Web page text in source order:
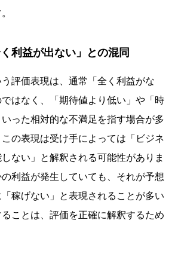
く利益が出ない」との混同
う評価表現は、通常「全く利益がな
はなく、「期待値より低い」や「時
った相対的な不満足を指す場合が多
の表現は受け手によっては「ビジネ
ない」と解釈される可能性がありま
利益が発生していても、それが予想
稼げない」と表現されることが多い
ことは、評価を正確に解釈するため